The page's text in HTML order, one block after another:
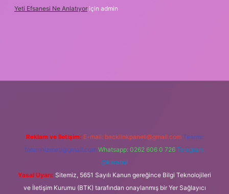
Yeti Efsanesi Ne Anlatıyor için admin
Reklam ve İletişim: E-mail: backlinkpaneli@gmail.com Teams:
forumhizmeti@gmail.com Whatsapp: 0262 606 0 726 Telegram:
@karabul
Yasal Uyarı: Sitemiz, 5651 Sayılı Kanun gereğince Bilgi Teknolojileri
ve İletişim Kurumu (BTK) tarafından onaylanmış bir Yer Sağlayıcı